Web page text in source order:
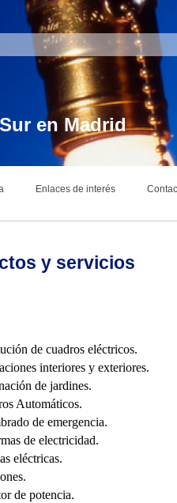
en Madrid
768
Enlaces de interés
y servicios
de cuadros eléctricos.
interiores y exteriores.
de jardines.
Automáticos.
de emergencia.
de electricidad.
eléctricas.
de potencia.